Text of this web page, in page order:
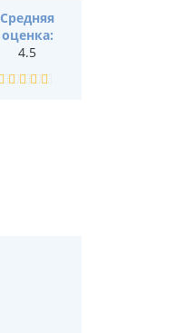
Средняя
оценка:
4.5